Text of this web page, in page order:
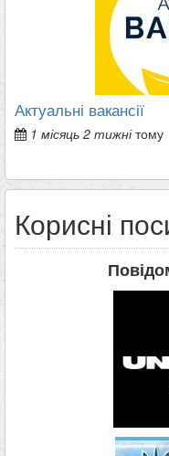
Актуальні вакансії
1 місяць 2 тижнітому
Корисні